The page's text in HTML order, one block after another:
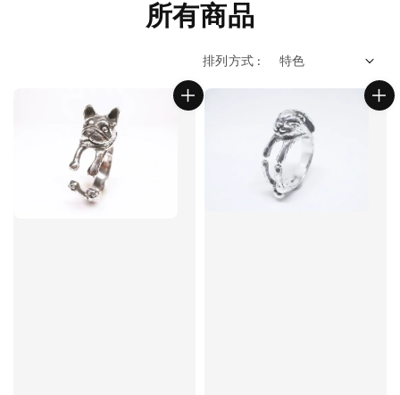
所有商品
排列方式 :